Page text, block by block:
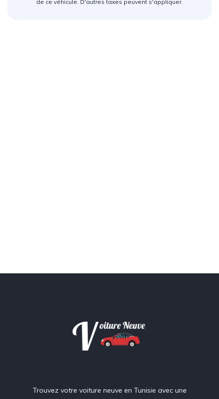
de ce véhicule. D'autres taxes peuvent s'appliquer.
Trouvez votre voiture neuve en Tunisie avec une